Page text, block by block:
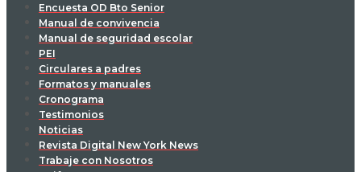
Encuesta OD Bto Senior
Manual de convivencia
Manual de seguridad escolar
PEI
Circulares a padres
Formatos y manuales
Cronograma
Testimonios
Noticias
Revista Digital New York News
Trabaje con Nosotros